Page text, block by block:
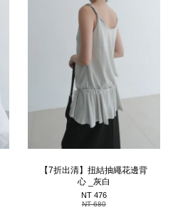
【7折出清】扭結抽繩花邊背
心 _灰白
NT 476
NT 680